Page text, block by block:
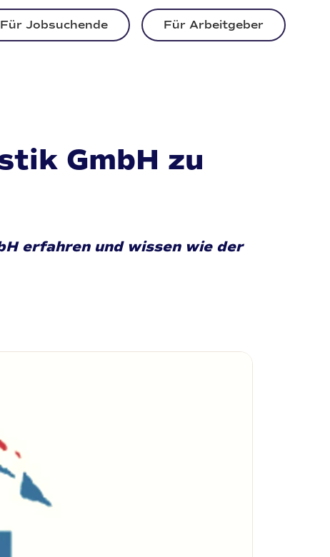
Für Jobsuchende Für Arbeitgeber
GmbH zu
erfahren und wissen wie der